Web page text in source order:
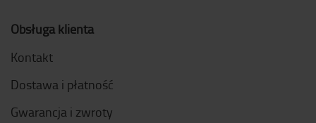
Obsługa klienta
Kontakt
Dostawa i płatność
Gwarancja i zwroty